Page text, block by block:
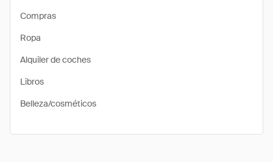
Compras
Ropa
Alquiler de coches
Libros
Belleza/cosméticos